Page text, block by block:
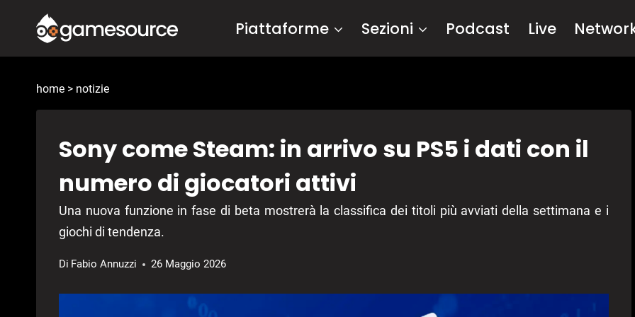
contenuto
Piattaforme Sezioni Podcast Live
home > notizie
Sony come Steam: in arrivo su PS5 i dati con il
numero di giocatori attivi
Una nuova funzione in fase di beta mostrerà la classifica dei titoli più avviati della settimana e i
giochi di tendenza.
Di Fabio Annuzzi 26 Maggio 2026